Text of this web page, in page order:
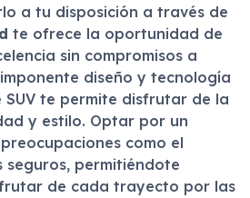
a tu disposición a través de
te ofrece la oportunidad de
sin compromisos a
diseño y tecnología
te permite disfrutar de la
y estilo. Optar por un
como el
seguros, permitiéndote
de cada trayecto por las